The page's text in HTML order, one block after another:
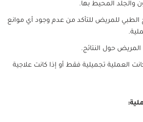
والجلد المحيط بها.
الطبي للمريض للتأكد من عدم وجود أي موانع
حول النتائج.
العملية تجميلية فقط أو إذا كانت علاجية